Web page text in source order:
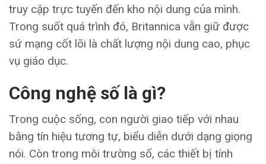
truy cập trực tuyến đến kho nội dung của mình.
Trong suốt quá trình đó, Britannica vẫn giữ được
sứ mạng cốt lõi là chất lượng nội dung cao, phục
vụ giáo dục.
Công nghệ số là gì?
Trong cuộc sống, con người giao tiếp với nhau
bằng tín hiệu tương tự, biểu diễn dưới dạng giọng
nói. Còn trong môi trường số, các thiết bị tính